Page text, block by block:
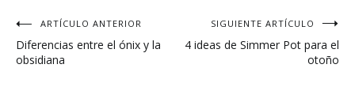
Navegación
de
ARTÍCULO ANTERIOR
Diferencias entre el ónix y la
obsidiana
SIGUIENTE ARTÍCULO
4 ideas de Simmer Pot para el
otoño